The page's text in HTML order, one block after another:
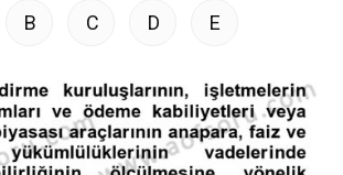
B C D E